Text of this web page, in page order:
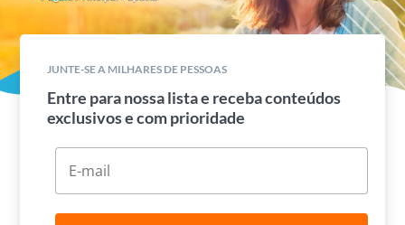
JUNTE-SE A MILHARES DE PESSOAS
Entre para nossa lista e receba conteúdos
exclusivos e com prioridade